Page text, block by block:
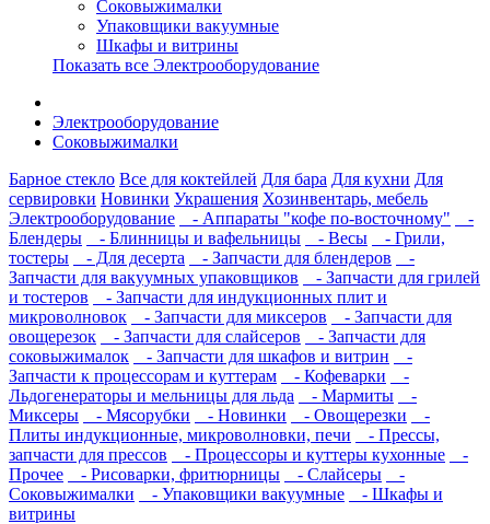
Соковыжималки
Упаковщики вакуумные
Шкафы и витрины
Показать все Электрооборудование
Электрооборудование
Соковыжималки
Барное стекло Все для коктейлей Для бара Для кухни Для
сервировки Новинки Украшения Хозинвентарь, мебель
Электрооборудование
- Аппараты "кофе по-восточному"
-
Блендеры
- Блинницы и вафельницы - Весы
- Грили,
тостеры
- Для десерта - Запчасти для блендеров
-
Запчасти для вакуумных упаковщиков
- Запчасти для грилей
и тостеров
- Запчасти для индукционных плит и
микроволновок
- Запчасти для миксеров
- Запчасти для
овощерезок
- Запчасти для слайсеров
- Запчасти для
соковыжималок
- Запчасти для шкафов и витрин
-
Запчасти к процессорам и куттерам
- Кофеварки
-
Льдогенераторы и мельницы для льда
- Мармиты
-
Миксеры
- Мясорубки - Новинки - Овощерезки
-
Плиты индукционные, микроволновки, печи
- Прессы,
запчасти для прессов
- Процессоры и куттеры кухонные
-
Прочее
- Рисоварки, фритюрницы - Слайсеры
-
Соковыжималки
- Упаковщики вакуумные
- Шкафы и
витрины